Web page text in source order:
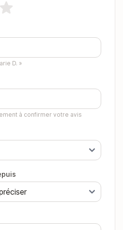
D. »
à confirmer votre avis